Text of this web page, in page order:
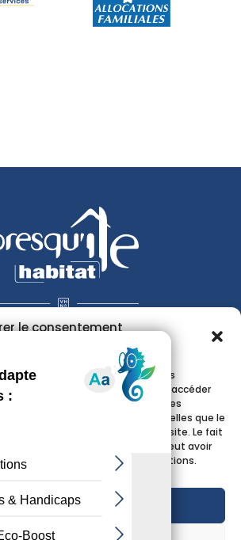
le consentement
expériences, nous utilisons des
les cookies pour stocker et/ou accéder
appareils. Le fait de consentir à ces
de traiter des données telles que le
ou les ID uniques sur ce site. Le fait
ou de retirer son consentement peut avoir
certaines caractéristiques et fonctions.
Accepter
Nancy - CS 30122
Cherbourg-En-Cotentin
à 12h00 et de 13h30 à 17h00